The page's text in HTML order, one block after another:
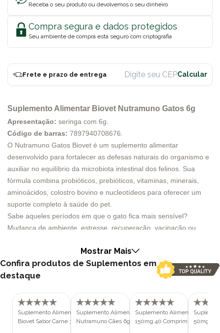
Receba o seu produto ou devolvemos o seu dinheiro
Compra segura e dados protegidos
Seu ambiente de compra está seguro com criptografia
Frete e prazo de entrega
Suplemento Alimentar Biovet Nutramuno Gatos 6g
Apresentação: seringa com 6g.
Código de barras: 7897940708676.
O Nutramuno Gatos Biovet é um suplemento alimentar
desenvolvido para fortalecer as defesas naturais do organismo e
auxiliar no equilíbrio da microbiota intestinal dos felinos. Sua
fórmula combina probióticos, prebióticos, vitaminas, minerais,
aminoácidos, colostro bovino e nucleotídeos para oferecer um
suporte completo à saúde do pet.
Sabe aqueles períodos em que o gato fica mais sensível?
Mudança de ambiente, estresse, recuperação, vacinação ou
imunidade. É justamente nesses momentos que o Nutramuno faz
diferença na rotina.
Além de ajudar no fortalecimento imunológico, ele também auxilia
equilíbrio, vitalidade e qualidade de vida.
E tem mais: sua apresentação em pasta sabor carne facilita
muito a administração. Ou seja, menos estresse para o tutor e
Mostrar Mais
Confira produtos de Suplementos em
destaque
Suplemento Alimentar Artrosin
Biovet Sabor Carne 30g para Cães e
Suplemento Alimentar Biovet
Nutramuno Cães 6g
Suplemento Alimentar Aliv Pet
150mg 40 Comprimidos para
50mg 40